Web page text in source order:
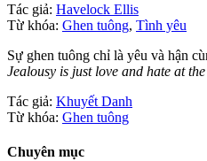
Tác giả: Havelock Ellis
Từ khóa: Ghen tuông, Tình yêu
Sự ghen tuông chỉ là yêu và hận
Jealousy is just love and hate at
Tác giả: Khuyết Danh
Từ khóa: Ghen tuông
Chuyên mục